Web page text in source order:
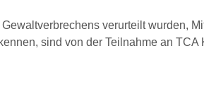
verurteilt wurden,
sind von der Teilnahme an TCA